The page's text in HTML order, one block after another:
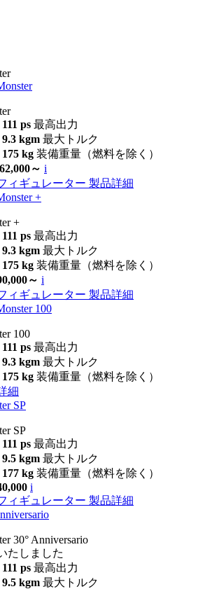
111 ps 最高出力
9.3 kgm 最大トルク
175 kg 装備重量（燃料を除く）
～ i
ィギュレーター 製品詳細
+
+
111 ps 最高出力
9.3 kgm 最大トルク
175 kg 装備重量（燃料を除く）
～ i
ィギュレーター 製品詳細
100
100
111 ps 最高出力
9.3 kgm 最大トルク
175 kg 装備重量（燃料を除く）
細
SP
SP
111 ps 最高出力
9.5 kgm 最大トルク
177 kg 装備重量（燃料を除く）
i
ィギュレーター 製品詳細
30° Anniversario
たしました
111 ps 最高出力
9.5 kgm 最大トルク